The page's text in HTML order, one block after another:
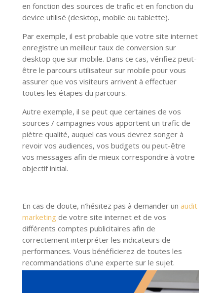
en fonction des sources de trafic et en fonction du
device utilisé (desktop, mobile ou tablette).
Par exemple, il est probable que votre site internet
enregistre un meilleur taux de conversion sur
desktop que sur mobile. Dans ce cas, vérifiez peut-
être le parcours utilisateur sur mobile pour vous
assurer que vos visiteurs arrivent à effectuer
toutes les étapes du parcours.
Autre exemple, il se peut que certaines de vos
sources / campagnes vous apportent un trafic de
piètre qualité, auquel cas vous devrez songer à
revoir vos audiences, vos budgets ou peut-être
vos messages afin de mieux correspondre à votre
objectif initial.
En cas de doute, n’hésitez pas à demander un audit
marketing de votre site internet et de vos
différents comptes publicitaires afin de
correctement interpréter les indicateurs de
performances. Vous bénéficierez de toutes les
recommandations d’une experte sur le sujet.